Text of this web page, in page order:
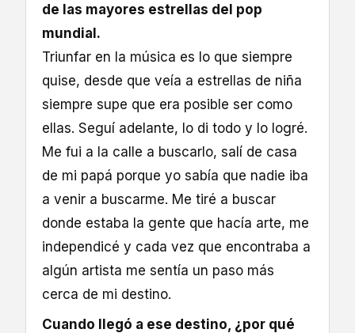
de las mayores estrellas del pop
mundial.
Triunfar en la música es lo que siempre
quise, desde que veía a estrellas de niña
siempre supe que era posible ser como
ellas. Seguí adelante, lo di todo y lo logré.
Me fui a la calle a buscarlo, salí de casa
de mi papá porque yo sabía que nadie iba
a venir a buscarme. Me tiré a buscar
donde estaba la gente que hacía arte, me
independicé y cada vez que encontraba a
algún artista me sentía un paso más
cerca de mi destino.
Cuando llegó a ese destino, ¿por qué